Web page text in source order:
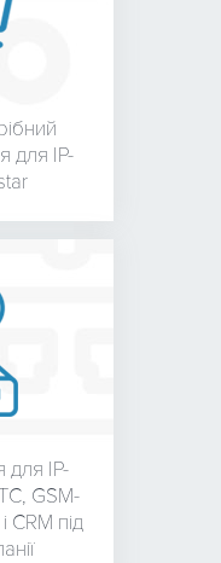
для IP-
для IP-
GSM-
CRM під